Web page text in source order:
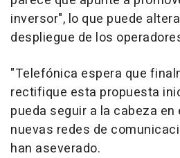
inversor", lo que puede
despliegue de los
"Telefónica espera que
rectifique esta propuesta
pueda seguir a la cabeza en
nuevas redes de
han aseverado.